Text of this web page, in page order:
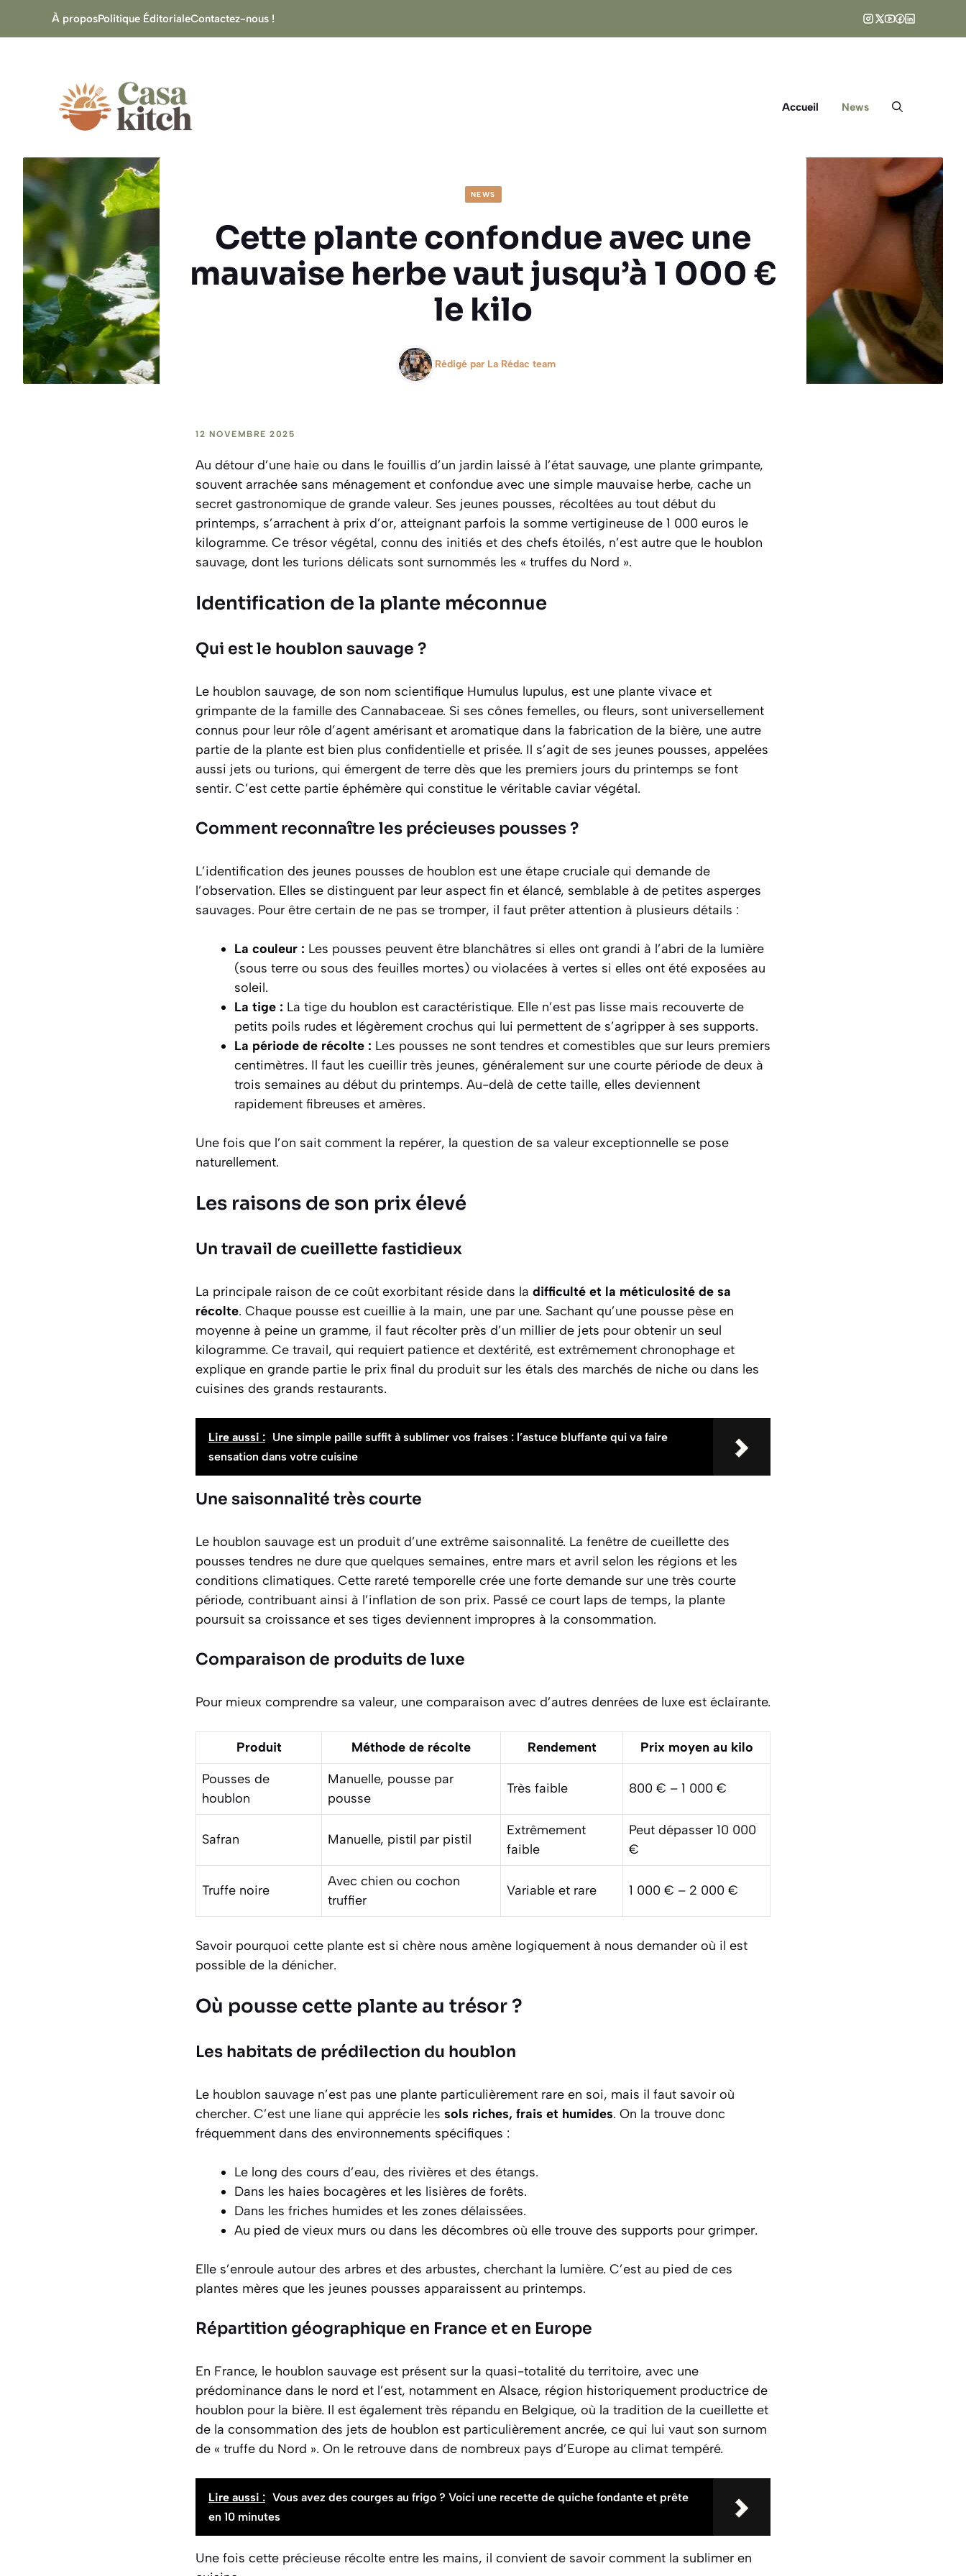
À proposPolitique ÉditorialeContactez-nous !
Accueil News
NEWS
Cette plante confondue avec une
mauvaise herbe vaut jusqu’à 1 000 €
le kilo
Rédigé par La Rédac team
12 NOVEMBRE 2025
Au détour d’une haie ou dans le fouillis d’un jardin laissé à l’état sauvage, une plante grimpante,
souvent arrachée sans ménagement et confondue avec une simple mauvaise herbe, cache un
secret gastronomique de grande valeur. Ses jeunes pousses, récoltées au tout début du
printemps, s’arrachent à prix d’or, atteignant parfois la somme vertigineuse de 1 000 euros le
kilogramme. Ce trésor végétal, connu des initiés et des chefs étoilés, n’est autre que le houblon
sauvage, dont les turions délicats sont surnommés les « truffes du Nord ».
Identification de la plante méconnue
Qui est le houblon sauvage ?
Le houblon sauvage, de son nom scientifique Humulus lupulus, est une plante vivace et
grimpante de la famille des Cannabaceae. Si ses cônes femelles, ou fleurs, sont universellement
connus pour leur rôle d’agent amérisant et aromatique dans la fabrication de la bière, une autre
partie de la plante est bien plus confidentielle et prisée. Il s’agit de ses jeunes pousses, appelées
aussi jets ou turions, qui émergent de terre dès que les premiers jours du printemps se font
sentir. C’est cette partie éphémère qui constitue le véritable caviar végétal.
Comment reconnaître les précieuses pousses ?
L’identification des jeunes pousses de houblon est une étape cruciale qui demande de
l’observation. Elles se distinguent par leur aspect fin et élancé, semblable à de petites asperges
sauvages. Pour être certain de ne pas se tromper, il faut prêter attention à plusieurs détails :
La couleur : Les pousses peuvent être blanchâtres si elles ont grandi à l’abri de la lumière
(sous terre ou sous des feuilles mortes) ou violacées à vertes si elles ont été exposées au
soleil.
La tige : La tige du houblon est caractéristique. Elle n’est pas lisse mais recouverte de
petits poils rudes et légèrement crochus qui lui permettent de s’agripper à ses supports.
La période de récolte : Les pousses ne sont tendres et comestibles que sur leurs premiers
centimètres. Il faut les cueillir très jeunes, généralement sur une courte période de deux à
trois semaines au début du printemps. Au-delà de cette taille, elles deviennent
rapidement fibreuses et amères.
Une fois que l’on sait comment la repérer, la question de sa valeur exceptionnelle se pose
naturellement.
Les raisons de son prix élevé
Un travail de cueillette fastidieux
La principale raison de ce coût exorbitant réside dans la difficulté et la méticulosité de sa
récolte. Chaque pousse est cueillie à la main, une par une. Sachant qu’une pousse pèse en
moyenne à peine un gramme, il faut récolter près d’un millier de jets pour obtenir un seul
kilogramme. Ce travail, qui requiert patience et dextérité, est extrêmement chronophage et
explique en grande partie le prix final du produit sur les étals des marchés de niche ou dans les
cuisines des grands restaurants.
Lire aussi : Une simple paille suffit à sublimer vos fraises : l’astuce bluffante qui va faire
sensation dans votre cuisine
Une saisonnalité très courte
Le houblon sauvage est un produit d’une extrême saisonnalité. La fenêtre de cueillette des
pousses tendres ne dure que quelques semaines, entre mars et avril selon les régions et les
conditions climatiques. Cette rareté temporelle crée une forte demande sur une très courte
période, contribuant ainsi à l’inflation de son prix. Passé ce court laps de temps, la plante
poursuit sa croissance et ses tiges deviennent impropres à la consommation.
Comparaison de produits de luxe
Pour mieux comprendre sa valeur, une comparaison avec d’autres denrées de luxe est éclairante.
Produit Méthode de récolte Rendement
Prix moyen au kilo
Pousses de
houblon
Manuelle, pousse par
pousse
Très faible 800 € – 1 000 €
Safran Manuelle, pistil par pistil
Extrêmement
faible
Peut dépasser 10 000
€
Truffe noire
Avec chien ou cochon
truffier
Variable et rare 1 000 € – 2 000 €
Savoir pourquoi cette plante est si chère nous amène logiquement à nous demander où il est
possible de la dénicher.
Où pousse cette plante au trésor ?
Les habitats de prédilection du houblon
Le houblon sauvage n’est pas une plante particulièrement rare en soi, mais il faut savoir où
chercher. C’est une liane qui apprécie les sols riches, frais et humides. On la trouve donc
fréquemment dans des environnements spécifiques :
Le long des cours d’eau, des rivières et des étangs.
Dans les haies bocagères et les lisières de forêts.
Dans les friches humides et les zones délaissées.
Au pied de vieux murs ou dans les décombres où elle trouve des supports pour grimper.
Elle s’enroule autour des arbres et des arbustes, cherchant la lumière. C’est au pied de ces
plantes mères que les jeunes pousses apparaissent au printemps.
Répartition géographique en France et en Europe
En France, le houblon sauvage est présent sur la quasi-totalité du territoire, avec une
prédominance dans le nord et l’est, notamment en Alsace, région historiquement productrice de
houblon pour la bière. Il est également très répandu en Belgique, où la tradition de la cueillette et
de la consommation des jets de houblon est particulièrement ancrée, ce qui lui vaut son surnom
de « truffe du Nord ». On le retrouve dans de nombreux pays d’Europe au climat tempéré.
Lire aussi : Vous avez des courges au frigo ? Voici une recette de quiche fondante et prête
en 10 minutes
Une fois cette précieuse récolte entre les mains, il convient de savoir comment la sublimer en